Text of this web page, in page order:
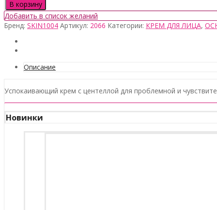
Skin1004
Madagascar
Centella
В корзину
Добавить в список желаний
Бренд: SKIN1004 Артикул: 2066 Категории: КРЕМ ДЛЯ ЛИЦА,
Описание
Успокаивающий крем с центеллой для проблемной и
Новинки